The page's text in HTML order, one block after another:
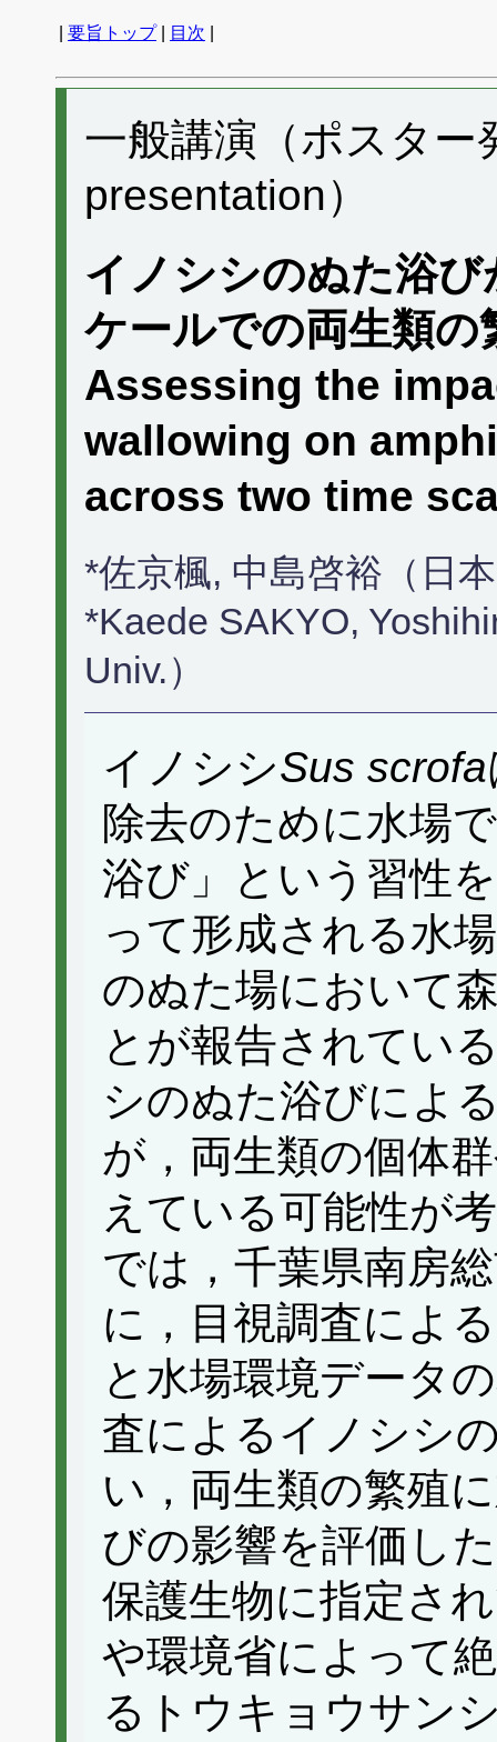
要旨トップ| 目次
一般講演（ポスタ
presentation）
イノシシのぬた浴
ケールでの両生類の
Assessing the
wallowing on
across two time
*佐京楓, 中島啓裕（日
*Kaede SAKYO,
Univ.）
イノシシSus scrofa
除去のために水場
浴び」という習性
って形成される水
のぬた場において
とが報告されてい
シのぬた浴びによ
が，両生類の個体
えている可能性が
では，千葉県南房
に，目視調査によ
と水場環境データ
査によるイノシシ
い，両生類の繁殖
びの影響を評価し
保護生物に指定さ
や環境省によって
るトウキョウサン